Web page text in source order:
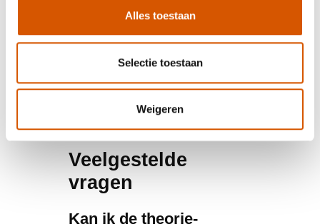
Alles toestaan
Selectie toestaan
Weigeren
een realistische planning leg je een solide
basis voor je verdere opleiding. Voor
persoonlijke begeleiding bij je opleidingstraject
Veelgestelde
vragen
Kan ik de theorie-